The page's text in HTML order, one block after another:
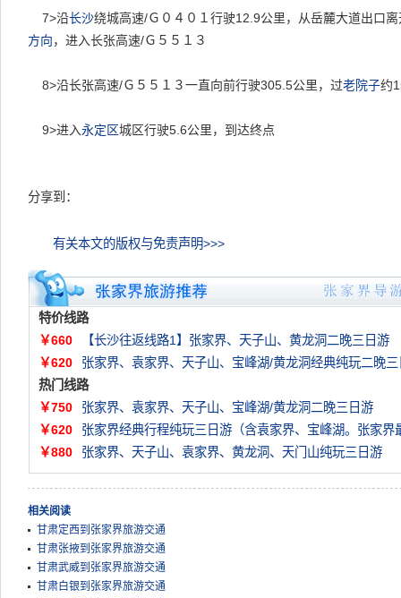
7>沿长沙绕城高速/Ｇ０４０１行驶12.9公里，从岳麓大道出口
方向，进入长张高速/Ｇ５５１３
8>沿长张高速/Ｇ５５１３一直向前行驶305.5公里，过老院子约
9>进入永定区城区行驶5.6公里，到达终点
分享到：
有关本文的版权与免责声明>>>
特价线路
￥660
【长沙往返线路1】张家界、天子山、黄龙洞二晚三日游
￥620
张家界、袁家界、天子山、宝峰湖/黄龙洞经典纯玩二晚三
热门线路
￥750
张家界、袁家界、天子山、宝峰湖/黄龙洞二晚三日游
￥620
张家界经典行程纯玩三日游（含袁家界、宝峰湖。张家界
￥880
张家界、天子山、袁家界、黄龙洞、天门山纯玩三日游
相关阅读
甘肃定西到张家界旅游交通
甘肃张掖到张家界旅游交通
甘肃武威到张家界旅游交通
甘肃白银到张家界旅游交通